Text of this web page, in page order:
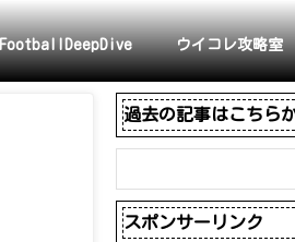
FootballDeepDive ウイコレ攻略室
過去の記事はこちら
スポンサーリンク